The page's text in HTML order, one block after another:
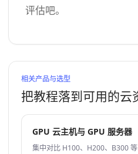
评估吧。
相关产品与选型
把教程落到可用的云
GPU 云主机与 GPU 服务器
集中对比 H100、H200、B300 等